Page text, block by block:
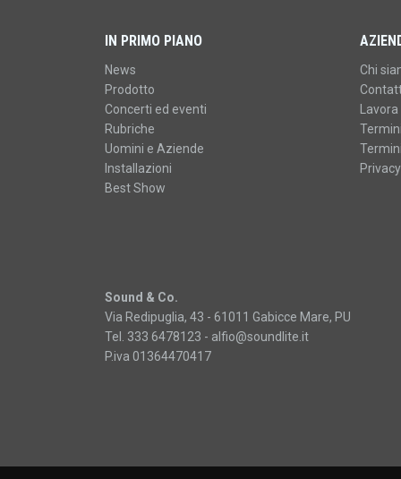
IN PRIMO PIANO
News
Prodotto
Concerti ed eventi
Rubriche
Uomini e Aziende
Installazioni
Best Show
Chi
Sound & Co.
Via Redipuglia, 43 - 61011 Gabicce Mare, PU
Tel. 333 6478123 - alfio@soundlite.it
P.iva 01364470417